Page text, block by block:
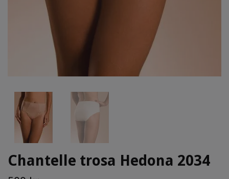
Chantelle trosa Hedona 2034